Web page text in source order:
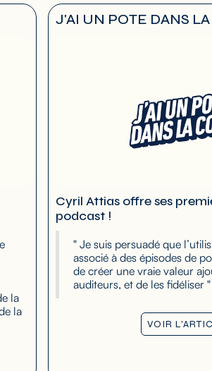
la
la
J'AI UN POTE DANS
Cyril Attias offre ses
podcast !
" Je suis persuadé que
associé à des épisodes de
de créer une vraie valeur
auditeurs, et de les fidéliser "
VOIR